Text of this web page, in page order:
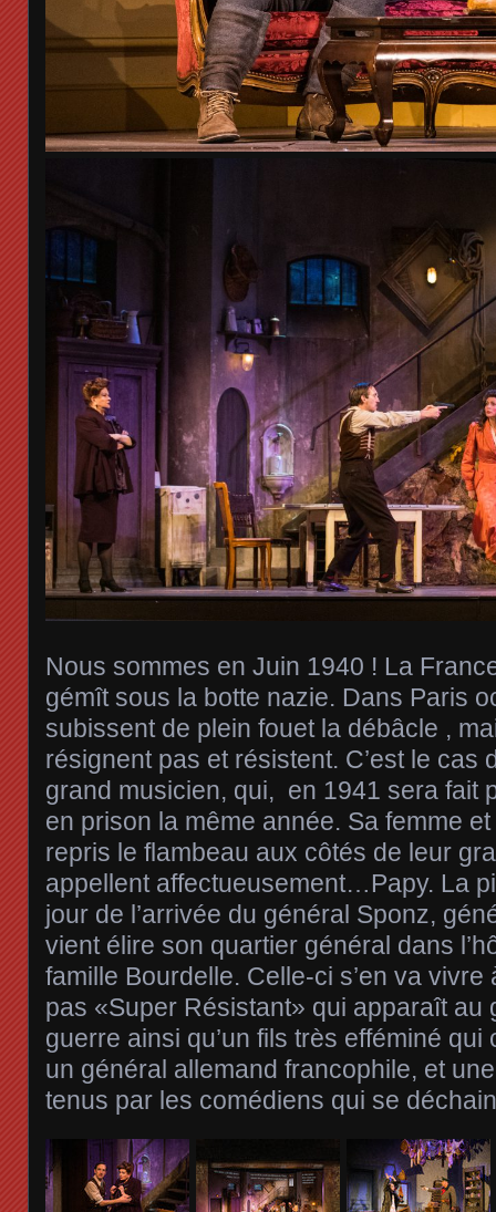
Nous sommes en Juin 1940 ! La
gémît sous la botte nazie. Dans Paris
subissent de plein fouet la débâcle ,
résignent pas et résistent. C’est le cas
grand musicien, qui, en 1941 sera fait
en prison la même année. Sa femme
repris le flambeau aux côtés de leur
appellent affectueusement…Papy. La
jour de l’arrivée du général Sponz,
vient élire son quartier général dans
famille Bourdelle. Celle-ci s’en va vivre
pas «Super Résistant» qui apparaît au
guerre ainsi qu’un fils très efféminé
un général allemand francophile, et
tenus par les comédiens qui se